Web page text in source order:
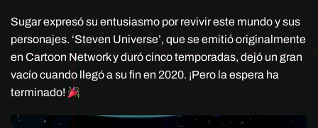
Sugar expresó su entusiasmo por revivir este mundo y sus
personajes. ‘Steven Universe’, que se emitió originalmente
en Cartoon Network y duró cinco temporadas, dejó un gran
vacío cuando llegó a su fin en 2020. ¡Pero la espera ha
terminado!